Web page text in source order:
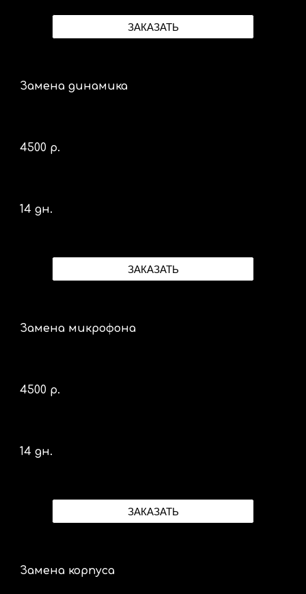
ЗАКАЗАТЬ
Замена динамика
4500 р.
14 дн.
ЗАКАЗАТЬ
Замена микрофона
4500 р.
14 дн.
ЗАКАЗАТЬ
Замена корпуса